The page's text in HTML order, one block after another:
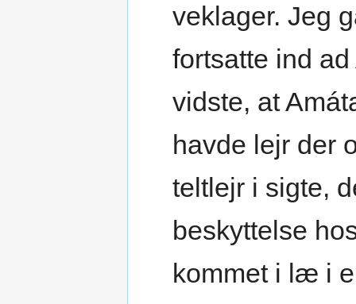
veklager. Jeg
fortsatte ind
vidste, at
havde lejr der
teltlejr i sigte,
beskyttelse
kommet i læ i